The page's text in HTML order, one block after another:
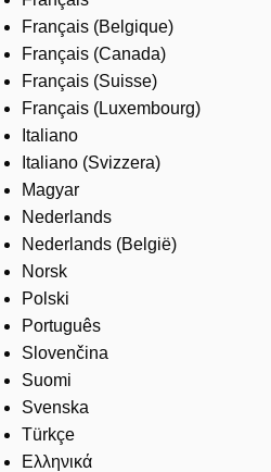
Français (Belgique)
Français (Canada)
Français (Suisse)
Français (Luxembourg)
Italiano
Italiano (Svizzera)
Magyar
Nederlands
Nederlands (België)
Norsk
Polski
Português
Slovenčina
Suomi
Svenska
Türkçe
Ελληνικά